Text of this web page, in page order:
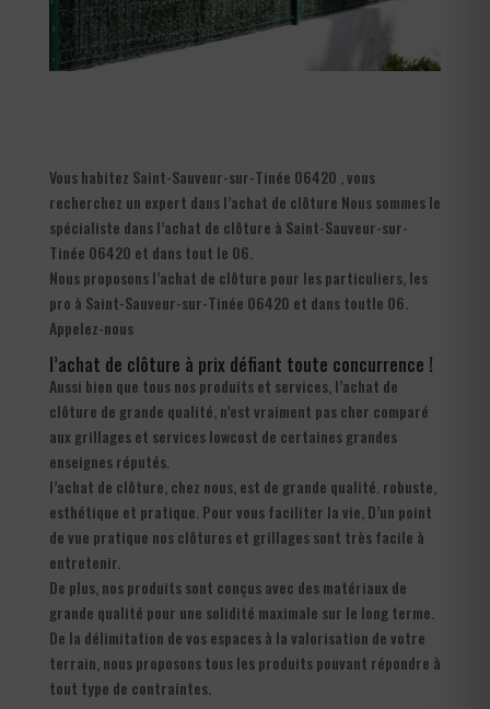
Vous habitez Saint-Sauveur-sur-Tinée 06420 , vous
recherchez un expert dans l’achat de clôture Nous sommes le
spécialiste dans l’achat de clôture à Saint-Sauveur-sur-
Tinée 06420 et dans tout le 06.
Nous proposons l’achat de clôture pour les particuliers, les
pro à Saint-Sauveur-sur-Tinée 06420 et dans toutle 06.
Appelez-nous
l’achat de clôture à prix défiant toute concurrence !
Aussi bien que tous nos produits et services, l’achat de
clôture de grande qualité, n’est vraiment pas cher comparé
aux grillages et services lowcost de certaines grandes
enseignes réputés.
l’achat de clôture, chez nous, est de grande qualité. robuste,
esthétique et pratique. Pour vous faciliter la vie, D’un point
de vue pratique nos clôtures et grillages sont très facile à
entretenir.
De plus, nos produits sont conçus avec des matériaux de
grande qualité pour une solidité maximale sur le long terme.
De la délimitation de vos espaces à la valorisation de votre
terrain, nous proposons tous les produits pouvant répondre à
tout type de contraintes.